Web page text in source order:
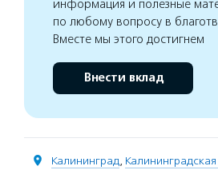
информация и полезные
по любому вопросу в
Вместе мы этого достигнем
Внести вклад
Калининград,